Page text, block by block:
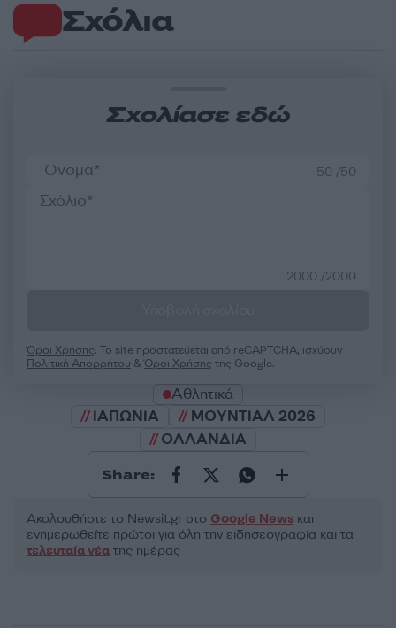
Σχόλια
Σχολίασε εδώ
50 /50
2000 /2000
Όροι Χρήσης. Το site προστατεύεται από reCAPTCHA, ισχύουν
Πολιτική Απορρήτου &Όροι Χρήσης της Google.
Αθλητικά
ΙΑΠΩΝΙΑ
ΜΟΥΝΤΙΑΛ 2026
ΟΛΛΑΝΔΙΑ
Share:
Ακολουθήστε το Νewsit.gr στο Google News και
ενημερωθείτε πρώτοι για όλη την ειδησεογραφία και τα
τελευταία νέα της ημέρας